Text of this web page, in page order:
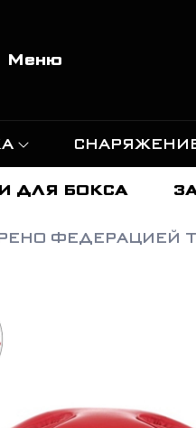
Меню
ДЛЯ БОКСА
ФЕДЕРАЦИЕЙ